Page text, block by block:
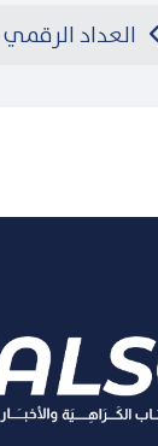
العداد الرقمي